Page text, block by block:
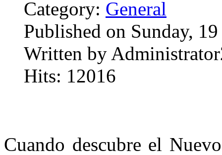
Category: General
Published on Sunday,
Written by
Hits: 12016
Cuando descubre el